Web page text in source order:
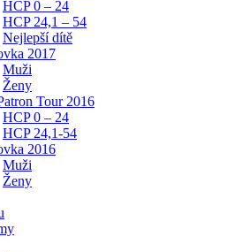
HCP 0 – 24
HCP 24,1 – 54
Nejlepší dítě
2017
Muži
Ženy
Tour 2016
HCP 0 – 24
HCP 24,1-54
2016
Muži
Ženy